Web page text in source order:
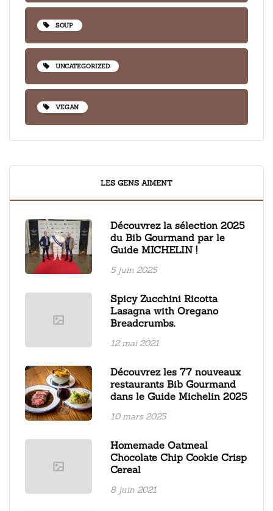
SOUP
UNCATEGORIZED
VEGAN
LES GENS AIMENT
Découvrez la sélection 2025
du Bib Gourmand par le
Guide MICHELIN !
5 juin 2025
Spicy Zucchini Ricotta
Lasagna with Oregano
Breadcrumbs.
12 mai 2021
Découvrez les 77 nouveaux
restaurants Bib Gourmand
dans le Guide Michelin 2025
10 mars 2025
Homemade Oatmeal
Chocolate Chip Cookie Crisp
Cereal
8 juin 2021